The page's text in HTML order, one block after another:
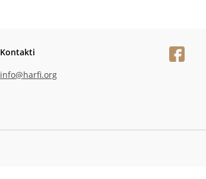
Kontakti
info@harfi.org